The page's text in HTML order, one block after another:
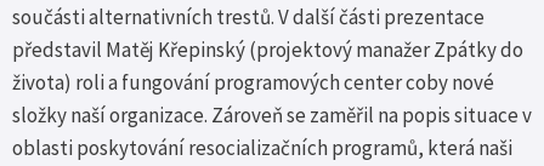
součásti alternativních trestů. V další části prezentace
představil Matěj Křepinský (projektový manažer Zpátky do
života) roli a fungování programových center coby nové
složky naší organizace. Zároveň se zaměřil na popis situace v
oblasti poskytování resocializačních programů, která naši